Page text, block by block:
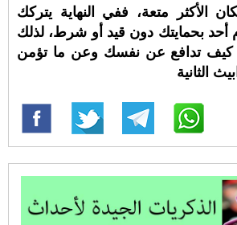
الأكثر متعة، ففي النهاية يتركك
أحد بحمايتك دون قيد أو شرط، لذلك
كيف تدافع عن نفسك وعن ما تؤمن
الثانية